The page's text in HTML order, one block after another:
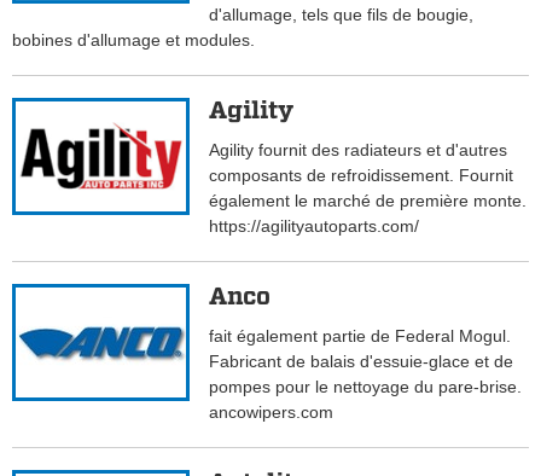
d'allumage, tels que fils de bougie,
bobines d'allumage et modules.
Agility
Agility fournit des radiateurs et d'autres
composants de refroidissement. Fournit
également le marché de première monte.
https://agilityautoparts.com/
Anco
fait également partie de Federal Mogul.
Fabricant de balais d'essuie-glace et de
pompes pour le nettoyage du pare-brise.
ancowipers.com